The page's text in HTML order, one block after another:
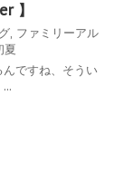
】
, ファミリーアル
夏
ですね、そうい